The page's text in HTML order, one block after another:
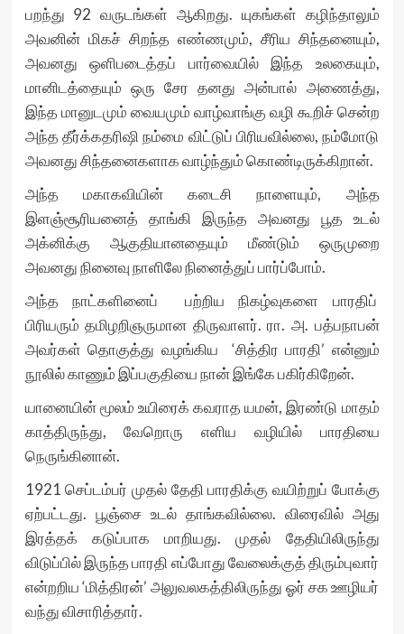
பறந்து 92 வருடங்கள் ஆகிறது. யுகங்கள் கழிந்தாலும்
அவனின் மிகச் சிறந்த எண்ணமும், சீரிய சிந்தனையும்,
அவனது ஒளிபடைத்தப் பார்வையில் இந்த உலகையும்,
மானிடத்தையும் ஒரு சேர தனது அன்பால் அணைத்து,
இந்த மானுடமும் வையமும் வாழ்வாங்கு வழி கூறிச் சென்ற
அந்த தீர்க்கதரிஷி நம்மை விட்டுப் பிரியவில்லை, நம்மோடு
அவனது சிந்தனைகளாக வாழ்ந்தும் கொண்டிருக்கிறான்.
அந்த மகாகவியின் கடைசி நாளையும், அந்த
இளஞ்சூரியனைத் தாங்கி இருந்த அவனது பூத உடல்
அக்னிக்கு ஆகுதியானதையும் மீண்டும் ஒருமுறை
அவனது நினைவு நாளிலே நினைத்துப் பார்ப்போம்.
அந்த நாட்களினைப் பற்றிய நிகழ்வுகளை பாரதிப்
பிரியரும் தமிழறிஞருமான திருவாளர். ரா. அ. பத்பநாபன்
அவர்கள் தொகுத்து வழங்கிய ‘சித்திர பாரதி’ என்னும்
நூலில் காணும் இப்பகுதியை நான் இங்கே பகிர்கிறேன்.
யானையின் மூலம் உயிரைக் கவராத யமன், இரண்டு மாதம்
காத்திருந்து, வேறொரு எளிய வழியில் பாரதியை
நெருங்கினான்.
1921 செப்டம்பர் முதல் தேதி பாரதிக்கு வயிற்றுப் போக்கு
ஏற்பட்டது. பூஞ்சை உடல் தாங்கவில்லை. விரைவில் அது
இரத்தக் கடுப்பாக மாறியது. முதல் தேதியிலிருந்து
விடுப்பில் இருந்த பாரதி எப்போது வேலைக்குத் திரும்புவார்
என்றறிய ‘மித்திரன்’ அலுவலகத்திலிருந்து ஓர் சக ஊழியர்
வந்து விசாரித்தார்.